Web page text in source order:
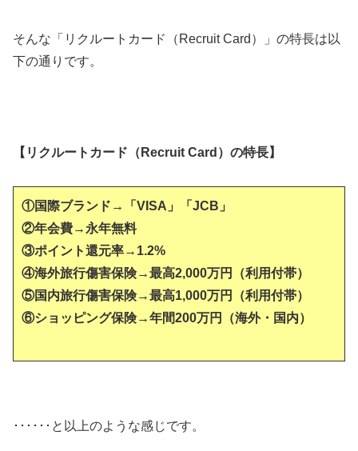
そんな「リクルートカード（Recruit Card）」の特長は以
下の通りです。
【リクルートカード（Recruit Card）の特長】
①国際ブランド→「VISA」「JCB」
②年会費→永年無料
③ポイント還元率→1.2%
④海外旅行傷害保険→最高2,000万円（利用付帯）
⑤国内旅行傷害保険→最高1,000万円（利用付帯）
⑥ショッピング保険→年間200万円（海外・国内）
･･････と以上のような感じです。